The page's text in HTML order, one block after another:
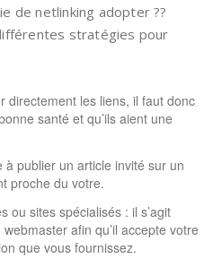
de netlinking adopter ??
stratégies pour
directement les liens, il faut donc
santé et qu’ils aient une
publier un article invité sur un
proche du votre.
ou sites spécialisés : il s’agit
afin qu’il accepte votre
que vous fournissez.